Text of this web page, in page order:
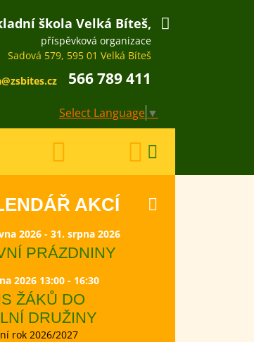
škola Velká Bíteš,
příspěvková organizace
Sadová 579, 595 01 Velká Bíteš
566 789 411
Select Language ▼
AKCÍ
2026 - 31. srpna 2026
PRÁZDNINY
2026 13:00 - 16:30
ŽÁKŮ DO
DRUŽINY
rok 2026/2027